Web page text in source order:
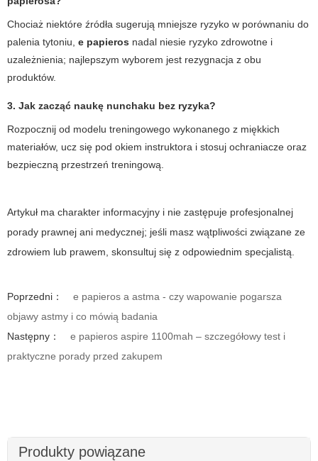
Chociaż niektóre źródła sugerują mniejsze ryzyko w porównaniu do
palenia tytoniu, e papieros nadal niesie ryzyko zdrowotne i
uzależnienia; najlepszym wyborem jest rezygnacja z obu
produktów.
3. Jak zacząć naukę nunchaku bez ryzyka?
Rozpocznij od modelu treningowego wykonanego z miękkich
materiałów, ucz się pod okiem instruktora i stosuj ochraniacze oraz
bezpieczną przestrzeń treningową.
Artykuł ma charakter informacyjny i nie zastępuje profesjonalnej
porady prawnej ani medycznej; jeśli masz wątpliwości związane ze
zdrowiem lub prawem, skonsultuj się z odpowiednim specjalistą.
Poprzedni：
e papieros a astma - czy wapowanie pogarsza
objawy astmy i co mówią badania
Następny：
e papieros aspire 1100mah – szczegółowy test i
praktyczne porady przed zakupem
Produkty powiązane